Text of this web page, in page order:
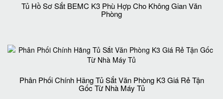
Tủ Hồ Sơ Sắt BEMC K3 Phù Hợp Cho Không Gian Văn
Phòng
Phân Phối Chính Hãng Tủ Sắt Văn Phòng K3 Giá Rẻ Tận
Gốc Từ Nhà Máy Tủ